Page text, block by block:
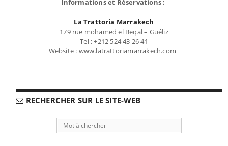
Informations et Réservations :
La Trattoria Marrakech
179 rue mohamed el Beqal – Guéliz
Tel : +212 524 43 26 41
Website : www.latrattoriamarrakech.com
RECHERCHER SUR LE SITE-WEB